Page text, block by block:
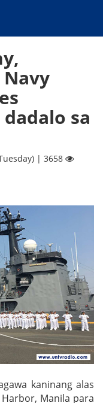
sa
| 3658
kaninang alas
Manila para